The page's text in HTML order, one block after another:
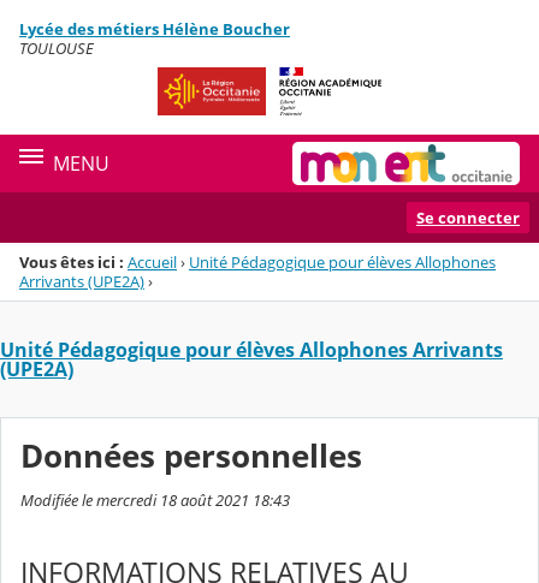
Menu de la rubrique
Contenu
Lycée des métiers Hélène Boucher
TOULOUSE
MENU
Se connecter
Vous êtes ici : Accueil› Unité Pédagogique pour élèves Allophones
Arrivants (UPE2A)›
Unité Pédagogique pour élèves Allophones Arrivants
(UPE2A)
Données personnelles
Modifiée le mercredi 18 août 2021 18:43
INFORMATIONS RELATIVES AU